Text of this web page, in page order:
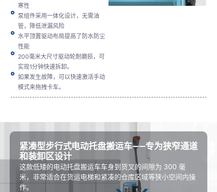
寒性
泵组件采用一体化设计，无需油
管，降低泄漏风险
水平顶置驱动布局提高了防水防尘
性能
200毫米大尺寸驱动轮耐磨损，可
实现1分钟快速拆卸。
如果发生故障，可以快速激活手动
模式来拖拽卡车。
紧凑型步行式电动托盘搬运车——专为狭窄通道
和装卸区设计
这款低矮的电动托盘搬运车车身到货叉的间隙为 300 毫
米，非常适合在货运电梯和紧凑的仓库区域等狭小空间内操
作。